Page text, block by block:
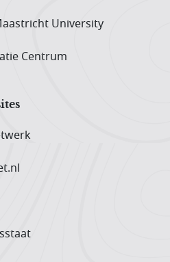
University
Centrum